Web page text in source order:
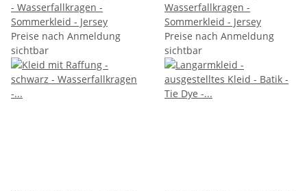
- Wasserfallkragen -
Sommerkleid - Jersey
Preise nach Anmeldung
sichtbar
Wasserfallkragen -
Sommerkleid - Jersey
Preise nach Anmeldung
sichtbar